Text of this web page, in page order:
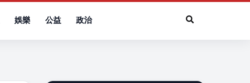
娛樂 公益 政治